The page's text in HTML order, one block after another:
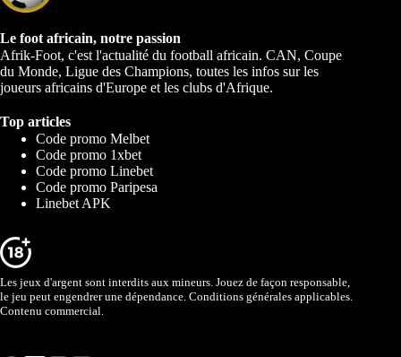
Le foot africain, notre passion
Afrik-Foot, c'est l'actualité du football africain. CAN, Coupe
du Monde, Ligue des Champions, toutes les infos sur les
joueurs africains d'Europe et les clubs d'Afrique.
Top articles
Code promo Melbet
Code promo 1xbet
Code promo Linebet
Code promo Paripesa
Linebet APK
Les jeux d'argent sont interdits aux mineurs. Jouez de façon responsable,
le jeu peut engendrer une dépendance. Conditions générales applicables.
Contenu commercial.